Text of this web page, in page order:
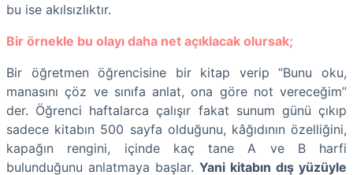
bu ise akılsızlıktır.
Bir örnekle bu olayı daha net açıklacak olursak;
Bir öğretmen öğrencisine bir kitap verip “Bunu oku,
manasını çöz ve sınıfa anlat, ona göre not vereceğim”
der. Öğrenci haftalarca çalışır fakat sunum günü çıkıp
sadece kitabın 500 sayfa olduğunu, kâğıdının özelliğini,
kapağın rengini, içinde kaç tane A ve B harfi
bulunduğunu anlatmaya başlar. Yani kitabın dış yüzüyle